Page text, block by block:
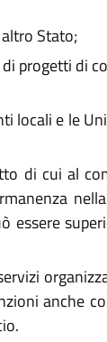
Stato;
progetti di
locali e le
di cui al
essere
anche